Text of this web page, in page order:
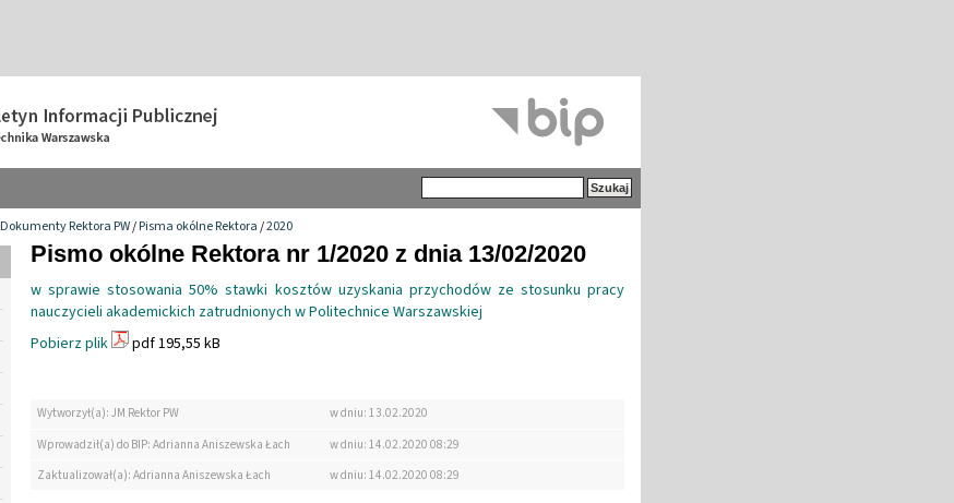
Dokumenty Rektora PW/Pisma okólne Rektora/2020
Pismo okólne Rektora nr 1/2020 z dnia 13/02/2020
w sprawie stosowania 50% stawki kosztów uzyskania przychodów ze stosunku pracy
nauczycieli akademickich zatrudnionych w Politechnice Warszawskiej
Pobierz plik
pdf 195,55 kB
Wytworzył(a): JM Rektor PW
w dniu: 13.02.2020
Wprowadził(a) do BIP: Adrianna Aniszewska Łach
w dniu: 14.02.2020 08:29
Zaktualizował(a): Adrianna Aniszewska Łach
w dniu: 14.02.2020 08:29